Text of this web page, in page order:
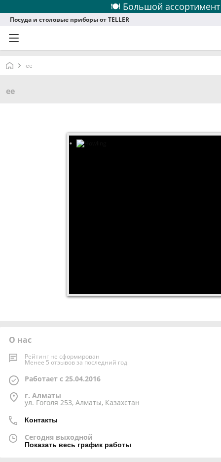
🍽 Большой
Посуда и столовые приборы от TELLER
ее
ее
О нас
Рейтинг не сформирован
Менее 5 отзывов за последний год
Работает с 25.04.2016
г. Алматы
ул. Гоголя 253, Алматы, Казахстан
Контакты
Сегодня выходной
Показать весь график работы